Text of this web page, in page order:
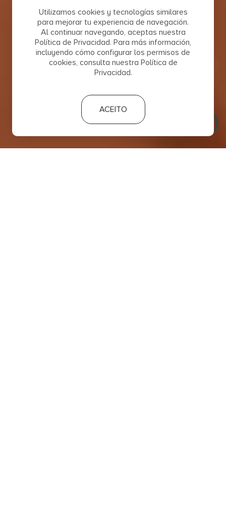
Utilizamos cookies y tecnologías similares
para mejorar tu experiencia de navegación.
Al continuar navegando, aceptas nuestra
Política de Privacidad. Para más información,
incluyendo cómo configurar los permisos de
cookies, consulta nuestra Política de
Privacidad.
ACEITO